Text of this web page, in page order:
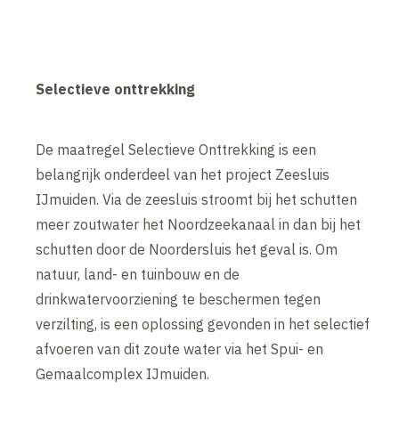
Selectieve onttrekking
De maatregel Selectieve Onttrekking is een
belangrijk onderdeel van het project Zeesluis
IJmuiden. Via de zeesluis stroomt bij het schutten
meer zoutwater het Noordzeekanaal in dan bij het
schutten door de Noordersluis het geval is. Om
natuur, land- en tuinbouw en de
drinkwatervoorziening te beschermen tegen
verzilting, is een oplossing gevonden in het selectief
afvoeren van dit zoute water via het Spui- en
Gemaalcomplex IJmuiden.